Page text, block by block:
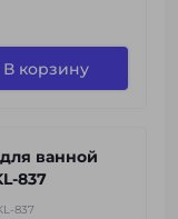
В корзину
ванной
837
837